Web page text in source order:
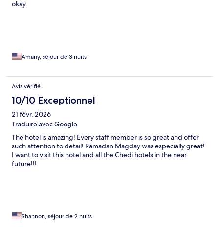
okay.
Amany, séjour de 3 nuits
Avis vérifié
10/10 Exceptionnel
21 févr. 2026
Traduire avec Google
The hotel is amazing! Every staff member is so great and offer
such attention to detail! Ramadan Magday was especially great!
I want to visit this hotel and all the Chedi hotels in the near
future!!!
Shannon, séjour de 2 nuits